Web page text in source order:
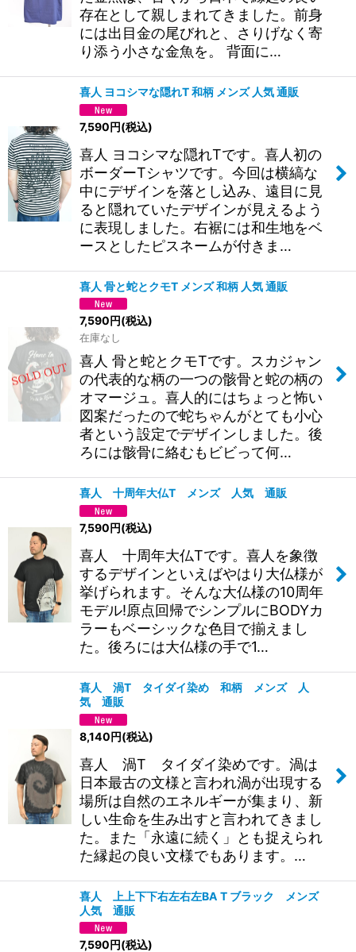
存在として親しまれてきました。前身
には出目金の尾びれと、さりげなく寄
り添う小さな金魚を。 背面に…
喜人 ヨコシマな隠れT 和柄 メンズ 人気 通販
7,590円(税込)
喜人 ヨコシマな隠れTです。喜人初の
ボーダーTシャツです。今回は横縞な
中にデザインを落とし込み、遠目に見
ると隠れていたデザインが見えるよう
に表現しました。右裾には和生地をベ
ースとしたピスネームが付きま…
喜人 骨と蛇とクモT メンズ 和柄 人気 通販
7,590円(税込)
在庫なし
喜人 骨と蛇とクモTです。スカジャン
の代表的な柄の一つの骸骨と蛇の柄の
オマージュ。喜人的にはちょっと怖い
図案だったので蛇ちゃんがとても小心
者という設定でデザインしました。後
ろには骸骨に絡むもビビって何…
喜人 十周年大仏T メンズ 人気 通販
7,590円(税込)
喜人 十周年大仏Tです。喜人を象徴
するデザインといえばやはり大仏様が
挙げられます。そんな大仏様の10周年
モデル!原点回帰でシンプルにBODYカ
ラーもベーシックな色目で揃えまし
た。後ろには大仏様の手で1…
喜人 渦T タイダイ染め 和柄 メンズ 人
気 通販
8,140円(税込)
喜人 渦T タイダイ染めです。渦は
日本最古の文様と言われ渦が出現する
場所は自然のエネルギーが集まり、新
しい生命を生み出すと言われてきまし
た。また「永遠に続く」とも捉えられ
た縁起の良い文様でもあります。…
喜人 上上下下右左右左BA T ブラック メンズ
人気 通販
7,590円(税込)